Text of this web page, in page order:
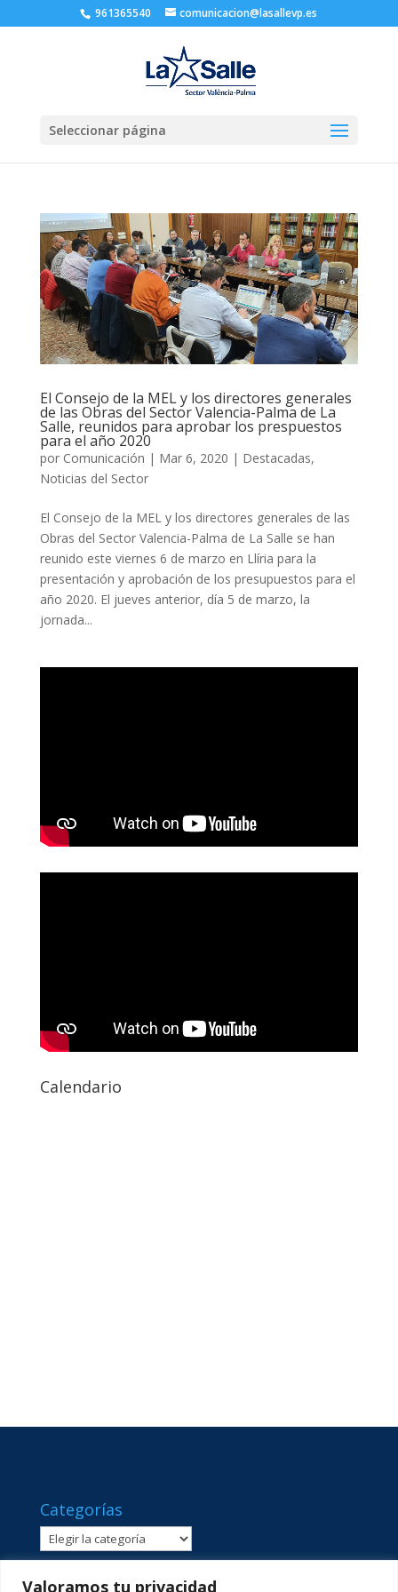
Valoramos tu privacidad
961365540 comunicacion@lasallevp.es
Seleccionar página
El Consejo de la MEL y los directores generales
de las Obras del Sector Valencia-Palma de La
Salle, reunidos para aprobar los prespuestos
para el año 2020
por Comunicación | Mar 6, 2020 | Destacadas,
Noticias del Sector
El Consejo de la MEL y los directores generales de las
Obras del Sector Valencia-Palma de La Salle se han
reunido este viernes 6 de marzo en Llíria para la
presentación y aprobación de los presupuestos para el
año 2020. El jueves anterior, día 5 de marzo, la
jornada...
Calendario
Categorías
Categorías